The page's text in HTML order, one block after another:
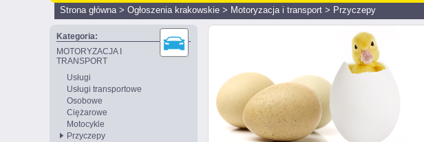
Strona główna> Ogłoszenia krakowskie > Motoryzacja i transport > Przyczepy
Kategoria:
MOTORYZACJA I
TRANSPORT
Usługi
Usługi transportowe
Osobowe
Ciężarowe
Motocykle
Przyczepy